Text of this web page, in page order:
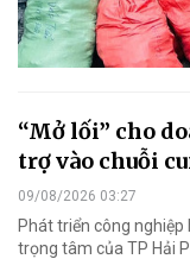
“Mở lối” cho
trợ vào chuỗi
09/08/2026 03:27
Phát triển công
trọng tâm của TP Hải